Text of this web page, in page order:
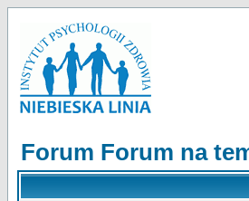
Forum Forum na